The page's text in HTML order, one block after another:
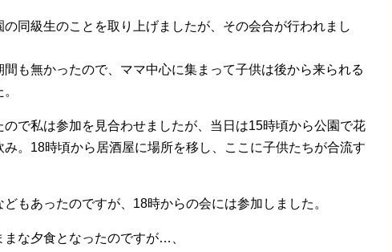
の同級生のことを取り上げましたが、その会合が行われまし
も無かったので、ママ中心に集まって子供は後から来られる
で私は参加を見合わせましたが、当日は15時頃から公園で花
。18時頃から居酒屋に場所を移し、ここに子供たちが合流す
もあったのですが、18時からの会には参加しました。
な夕食となったのですが…、